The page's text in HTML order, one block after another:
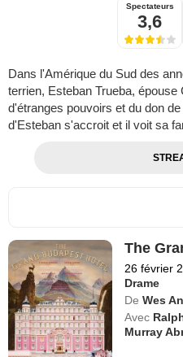
Spectateurs
3,6
Dans l'Amérique du Sud des
terrien, Esteban Trueba,
d'étranges pouvoirs et du don
d'Esteban s'accroit et il voit sa
The
26 février
Drame
De Wes
Avec
Murray